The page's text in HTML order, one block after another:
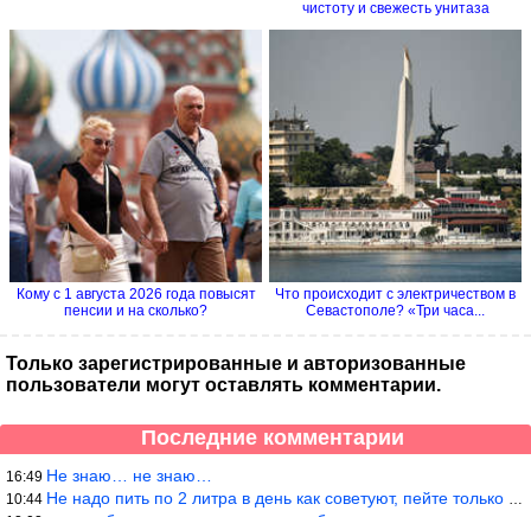
чистоту и свежесть унитаза
Кому с 1 августа 2026 года повысят
пенсии и на сколько?
Что происходит с электричеством в
Севастополе? «Три часа...
Только зарегистрированные и авторизованные
пользователи могут оставлять комментарии.
Последние комментарии
16:49 Не знаю… не знаю…
10:44 Не надо пить по 2 литра в день как советуют, пейте только когда